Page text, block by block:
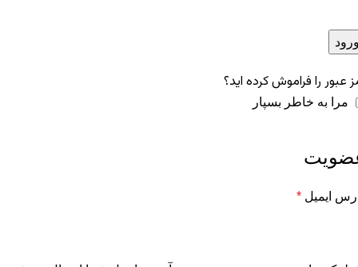
عبور را فراموش کرده اید؟
مرا به خاطر بسپار
ایمیل *